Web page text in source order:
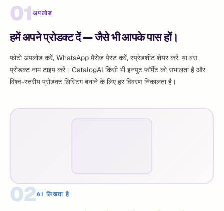
01 अपलोड
हमें अपने प्रोडक्ट दें — जैसे भी आपके पास हों।
फोटो अपलोड करें, WhatsApp मैसेज पेस्ट करें, स्प्रेडशीट शेयर करें, या बस
प्रोडक्ट नाम टाइप करें। CatalogAI किसी भी इनपुट फॉर्मेट को संभालता है और
विश्व-स्तरीय प्रोडक्ट लिस्टिंग बनाने के लिए हर विवरण निकालता है।
02AI लिखता है